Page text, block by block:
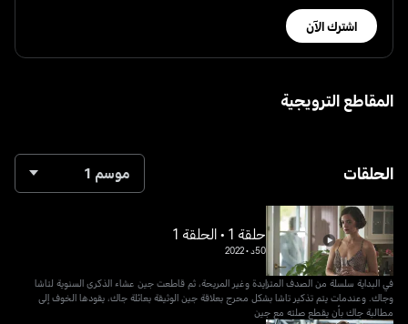
اشترك الآن
المقاطع الترويجية
الحلقات موسم 1
حلقة 1 • الحلقة 1
50د •
2022
في البداية سلسلة من الصدف المتزايدة وغير المريحة، ثم قاطعت جين عشاء الذكرى السنوية لتاشا
وجاك. وعندمات يتم تذكير تاشا بشكل محرج بعلاقة جين الوثيقة بعائلة جاك، يقودها الخوف إلى
مطالبة جاك بأن يقطع صلته مع جين